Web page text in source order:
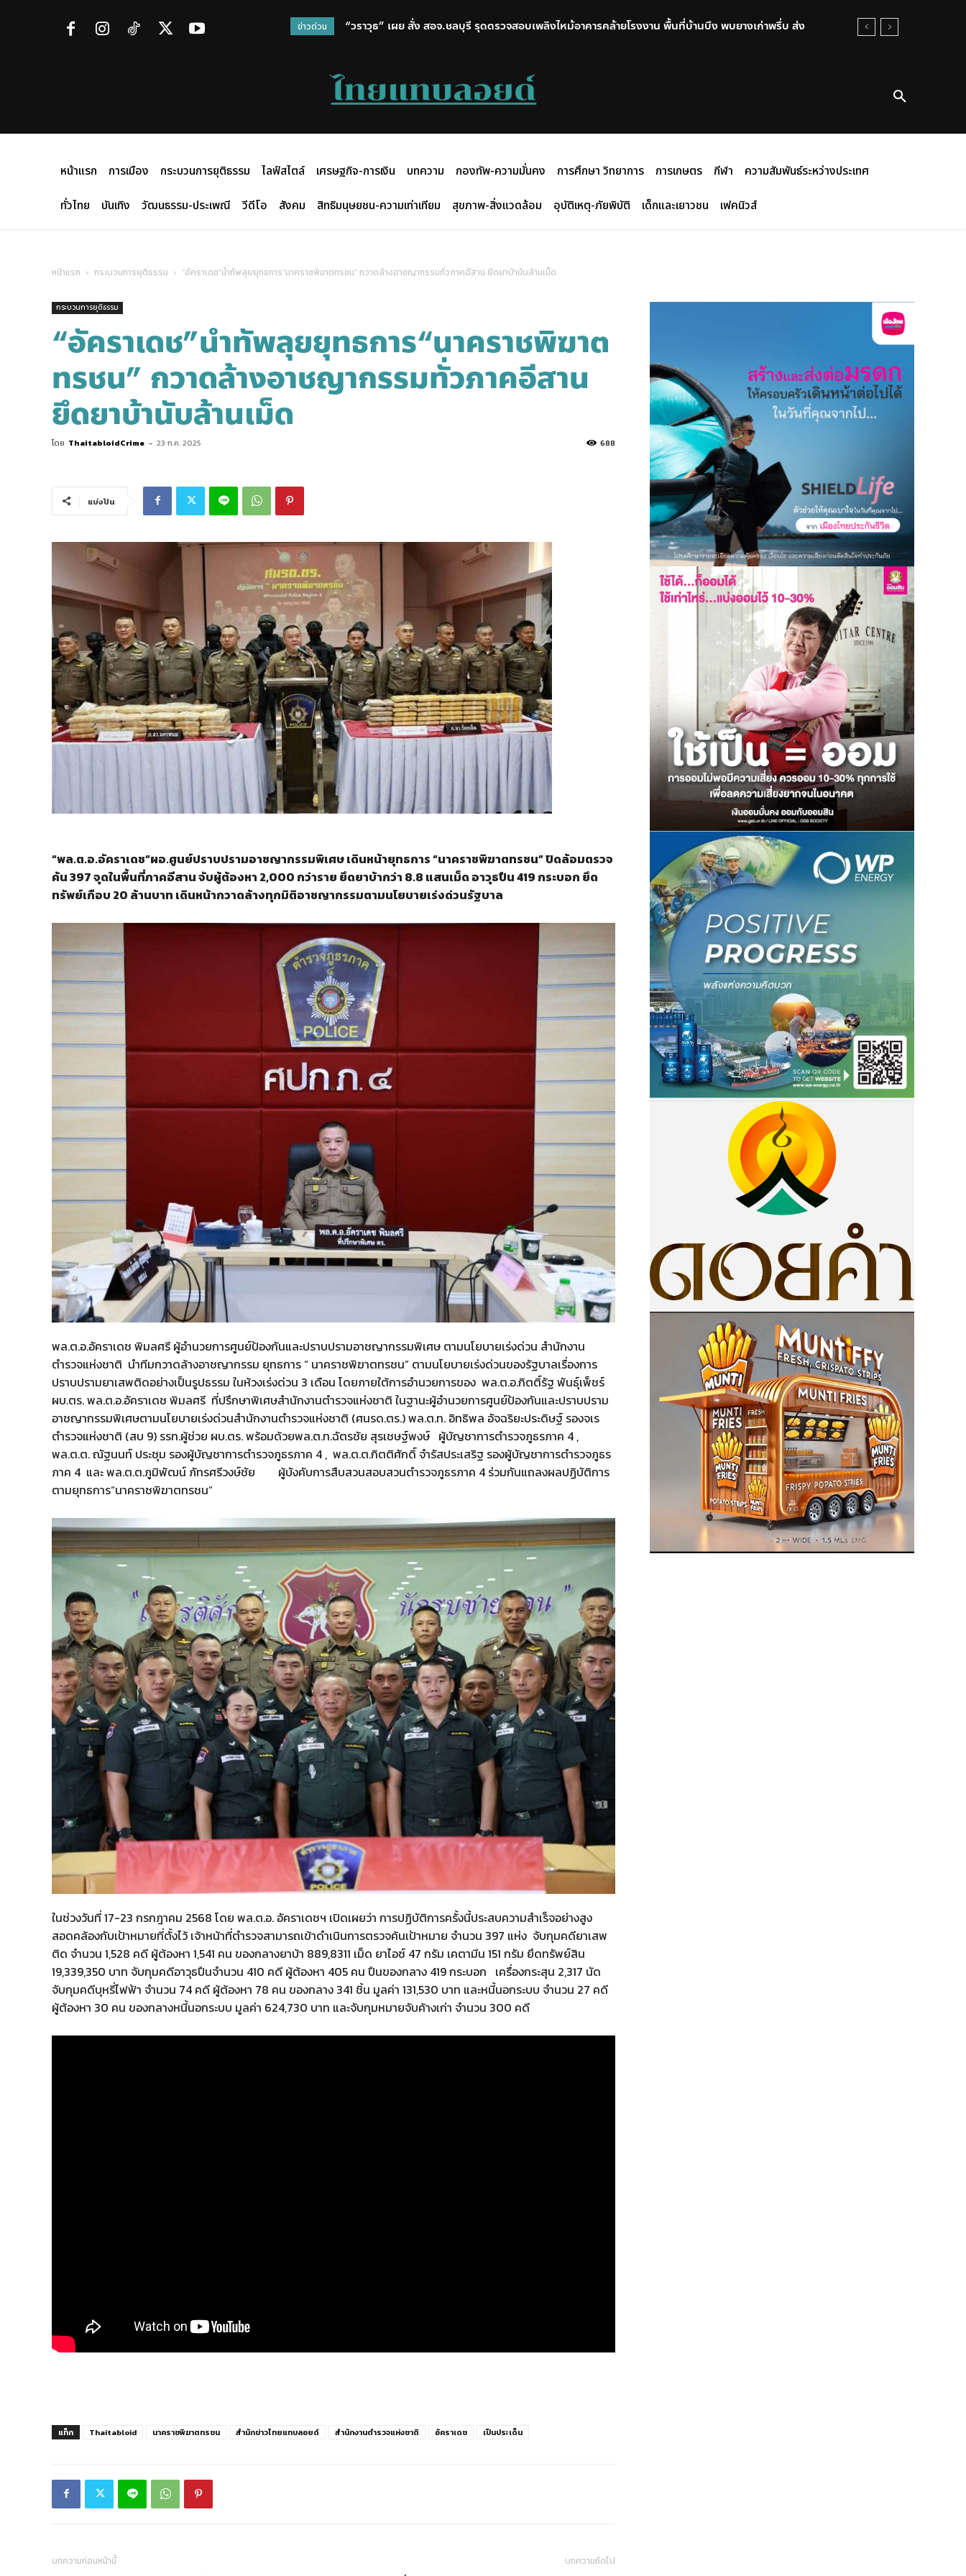
ข่าวด่วน
“วราวุธ” เผย สั่ง สอจ.ชลบุรี รุดตรวจสอบเพลิงไหม้อาคารคล้ายโรงงาน พื้นที่บ้านบึง พบยางเก่าพรึ่บ ส่ง
พรรคเพื่อไทย ขอแสดงความเสียใจต่อเหตุการณ์ความสูญเสียในสถานศึกษาย่านบางกรวย นนทบุรี
หน้าแรก การเมือง กระบวนการยุติธรรม ไลฟ์สไตล์ เศรษฐกิจ-การเงิน บทความ กองทัพ-ความมั่นคง การศึกษา วิทยาการ การเกษตร กีฬา
ความสัมพันธ์ระหว่างประเทศ
ทั่วไทย
บันเทิง วัฒนธรรม-ประเพณี วีดีโอ สังคม สิทธิมนุษยชน-ความเท่าเทียม สุขภาพ-สิ่งแวดล้อม อุบัติเหตุ-ภัยพิบัติ เด็กและเยาวชน เฟคนิวส์
หน้าแรก กระบวนการยุติธรรม “อัคราเดช”นำทัพลุยยุทธการ“นาคราชพิฆาตทรชน” กวาดล้างอาชญากรรมทั่วภาคอีสาน ยึดยาบ้านับล้านเม็ด
กระบวนการยุติธรรม
“อัคราเดช”นำทัพลุยยุทธการ“นาคราชพิฆาต
ทรชน” กวาดล้างอาชญากรรมทั่วภาคอีสาน
ยึดยาบ้านับล้านเม็ด
โดย ThaitabloidCrime - 23 ก.ค. 2025 688
แบ่งปัน
“พล.ต.อ.อัคราเดช”ผอ.ศูนย์ปราบปรามอาชญากรรมพิเศษ เดินหน้ายุทธการ “นาคราชพิฆาตทรชน” ปิดล้อมตรวจ
ค้น 397 จุดในพื้นที่ภาคอีสาน จับผู้ต้องหา 2,000 กว่าราย ยึดยาบ้ากว่า 8.8 แสนเม็ด อาวุธปืน 419 กระบอก ยึด
ทรัพย์เกือบ 20 ล้านบาท เดินหน้ากวาดล้างทุกมิติอาชญากรรมตามนโยบายเร่งด่วนรัฐบาล
พล.ต.อ.อัคราเดช พิมลศรี ผู้อำนวยการศูนย์ป้องกันและปราบปรามอาชญากรรมพิเศษ ตามนโยบายเร่งด่วน สํานักงาน
ตํารวจแห่งชาติ นำทีมกวาดล้างอาชญากรรม ยุทธการ “ นาคราชพิฆาตทรชน” ตามนโยบายเร่งด่วนของรัฐบาลเรื่องการ
ปราบปรามยาเสพติดอย่างเป็นรูปธรรม ในห้วงเร่งด่วน 3 เดือน โดยภายใต้การอํานวยการของ พล.ต.อ.กิตติ์รัฐ พันธุ์เพ็ชร์
ผบ.ตร. พล.ต.อ.อัคราเดช พิมลศรี ที่ปรึกษาพิเศษสำนักงานตำรวจแห่งชาติ ในฐานะผู้อำนวยการศูนย์ป้องกันและปราบปราม
อาชญากรรมพิเศษตามนโยบายเร่งด่วนสำนักงานตำรวจแห่งชาติ (ศนรด.ตร.) พล.ต.ท. อิทธิพล อัจฉริยะประดิษฐ์ รองจเร
ตำรวจแห่งชาติ (สบ 9) รรท.ผู้ช่วย ผบ.ตร. พร้อมด้วยพล.ต.ท.ฉัตรชัย สุรเชษฐ์พงษ์ ผู้บัญชาการตำรวจภูธรภาค 4 ,
พล.ต.ต. ณัฐนนท์ ประชุม รองผู้บัญชาการตำรวจภูธรภาค 4 , พล.ต.ต.กิตติศักดิ์ จำรัสประเสริฐ รองผู้บัญชาการตำรวจภูธร
ภาค 4 และ พล.ต.ต.ภูมิพัฒน์ ภัทรศรีวงษ์ชัย ผู้บังคับการสืบสวนสอบสวนตำรวจภูธรภาค 4 ร่วมกันแถลงผลปฏิบัติการ
ตามยุทธการ“นาคราชพิฆาตทรชน”
ในช่วงวันที่ 17-23 กรกฎาคม 2568 โดย พล.ต.อ. อัคราเดชฯ เปิดเผยว่า การปฏิบัติการครั้งนี้ประสบความสำเร็จอย่างสูง
สอดคล้องกับเป้าหมายที่ตั้งไว้ เจ้าหน้าที่ตำรวจสามารถเข้าดำเนินการตรวจค้นเป้าหมาย จำนวน 397 แห่ง จับกุมคดียาเสพ
ติด จำนวน 1,528 คดี ผู้ต้องหา 1,541 คน ของกลางยาบ้า 889,8311 เม็ด ยาไอซ์ 47 กรัม เคตามีน 151 กรัม ยึดทรัพย์สิน
19,339,350 บาท จับกุมคดีอาวุธปืนจำนวน 410 คดี ผู้ต้องหา 405 คน ปืนของกลาง 419 กระบอก เครื่องกระสุน 2,317 นัด
จับกุมคดีบุหรี่ไฟฟ้า จำนวน 74 คดี ผู้ต้องหา 78 คน ของกลาง 341 ชิ้น มูลค่า 131,530 บาท และหนี้นอกระบบ จำนวน 27 คดี
ผู้ต้องหา 30 คน ของกลางหนี้นอกระบบ มูลค่า 624,730 บาท และจับกุมหมายจับค้างเก่า จำนวน 300 คดี
แท็ก Thaitabloid นาคราชพิฆาตทรชน สำนักข่าวไทยแทบลอยด์ สำนักงานตำรวจแห่งชาติ อัคราเดช เป็นประเด็น
บทความก่อนหน้านี้ บทความถัดไป